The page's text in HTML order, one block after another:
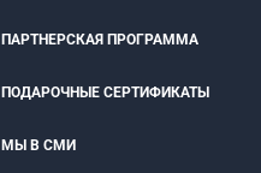
ПАРТНЕРСКАЯ ПРОГРАММА
ПОДАРОЧНЫЕ СЕРТИФИКАТЫ
МЫ В СМИ